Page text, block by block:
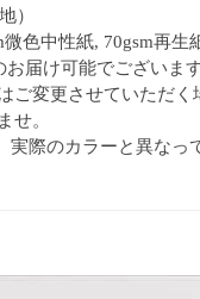
）
色中性紙, 70gsm再生
お届け可能でございま
ご変更させていただく
せ。
実際のカラーと異なっ